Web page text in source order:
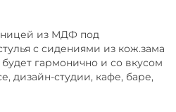
из МДФ под
с сидениями из кож.зама
гармонично и со вкусом
дизайн-студии, кафе, баре,